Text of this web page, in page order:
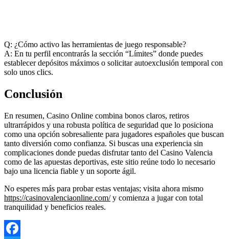
Q: ¿Cómo activo las herramientas de juego responsable?
A: En tu perfil encontrarás la sección “Límites” donde puedes
establecer depósitos máximos o solicitar autoexclusión temporal con
solo unos clics.
Conclusión
En resumen, Casino Online combina bonos claros, retiros
ultrarrápidos y una robusta política de seguridad que lo posiciona
como una opción sobresaliente para jugadores españoles que buscan
tanto diversión como confianza. Si buscas una experiencia sin
complicaciones donde puedas disfrutar tanto del Casino Valencia
como de las apuestas deportivas, este sitio reúne todo lo necesario
bajo una licencia fiable y un soporte ágil.
No esperes más para probar estas ventajas; visita ahora mismo
https://casinovalenciaonline.com/y comienza a jugar con total
tranquilidad y beneficios reales.